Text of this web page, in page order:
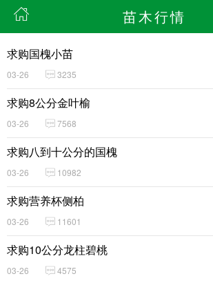
苗木行情
求购国槐小苗
03-26 3235
求购8公分金叶榆
03-26 7568
求购八到十公分的国槐
03-26 10982
求购营养杯侧柏
03-26 11601
求购10公分龙柱碧桃
03-26 4575